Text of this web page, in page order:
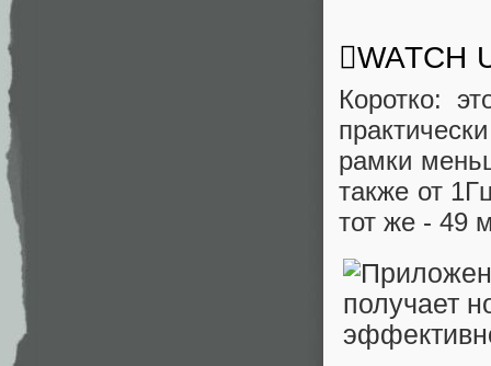
WATCH
Коротко:
рамки
также от
тот же - 49